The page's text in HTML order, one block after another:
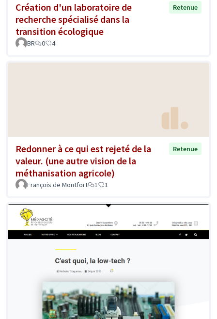
Création d'un laboratoire de
recherche spécialisé dans la
transition écologique
Retenue
BR 0 4
Redonner à ce qui est rejeté de la
valeur. (une autre vision de la
méthanisation agricole)
Retenue
François de Montfort 1 1